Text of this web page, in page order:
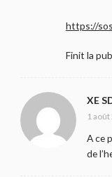
https://
Finit la
XE
1
A ce
de